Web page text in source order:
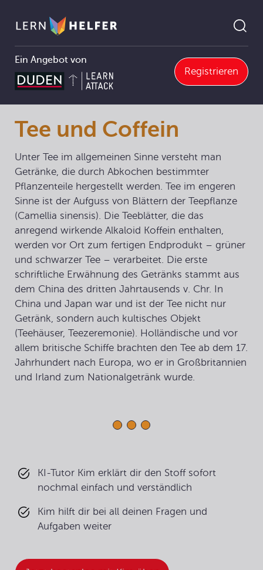
Ein Angebot von
Registrieren
Pfadnavigation
9 Strukturen und Reaktionen organischer Verbindungen 9.6 Chemie in Biosystemen Tee und Coffein
Tee und Coffein
Unter Tee im allgemeinen Sinne versteht man
Getränke, die durch Abkochen bestimmter
Pflanzenteile hergestellt werden. Tee im engeren
Sinne ist der Aufguss von Blättern der Teepflanze
(Camellia sinensis). Die Teeblätter, die das
anregend wirkende Alkaloid Koffein enthalten,
werden vor Ort zum fertigen Endprodukt – grüner
und schwarzer Tee – verarbeitet. Die erste
schriftliche Erwähnung des Getränks stammt aus
dem China des dritten Jahrtausends v. Chr. In
China und Japan war und ist der Tee nicht nur
Getränk, sondern auch kultisches Objekt
(Teehäuser, Teezeremonie). Holländische und vor
allem britische Schiffe brachten den Tee ab dem 17.
Jahrhundert nach Europa, wo er in Großbritannien
und Irland zum Nationalgetränk wurde.
KI-Tutor Kim erklärt dir den Stoff sofort
nochmal einfach und verständlich
Kim hilft dir bei all deinen Fragen und
Aufgaben weiter